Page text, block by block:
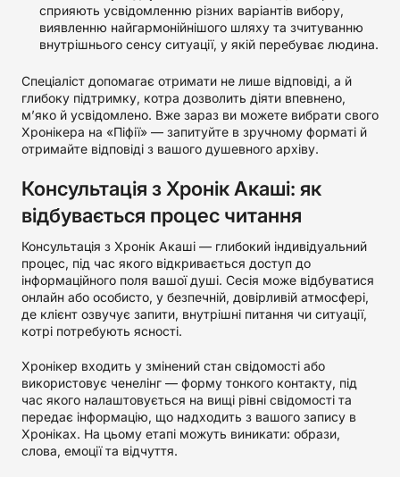
сприяють усвідомленню різних варіантів вибору,
виявленню найгармонійнішого шляху та зчитуванню
внутрішнього сенсу ситуації, у якій перебуває людина.
Спеціаліст допомагає отримати не лише відповіді, а й
глибоку підтримку, котра дозволить діяти впевнено,
м’яко й усвідомлено. Вже зараз ви можете вибрати свого
Хронікера на «Піфії» — запитуйте в зручному форматі й
отримайте відповіді з вашого душевного архіву.
Консультація з Хронік Акаші: як
відбувається процес читання
Консультація з Хронік Акаші — глибокий індивідуальний
процес, під час якого відкривається доступ до
інформаційного поля вашої душі. Сесія може відбуватися
онлайн або особисто, у безпечній, довірливій атмосфері,
де клієнт озвучує запити, внутрішні питання чи ситуації,
котрі потребують ясності.
Хронікер входить у змінений стан свідомості або
використовує ченелінг — форму тонкого контакту, під
час якого налаштовується на вищі рівні свідомості та
передає інформацію, що надходить з вашого запису в
Хроніках. На цьому етапі можуть виникати: образи,
слова, емоції та відчуття.